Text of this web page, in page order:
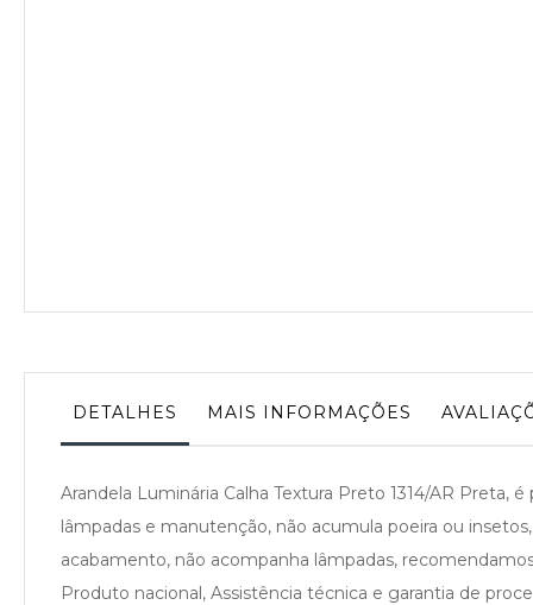
DETALHES MAIS INFORMAÇÕES
Arandela Luminária Calha Textura Preto 1314/AR Preta,
lâmpadas e manutenção, não acumula poeira ou
acabamento, não acompanha lâmpadas,
Produto nacional, Assistência técnica e garantia de